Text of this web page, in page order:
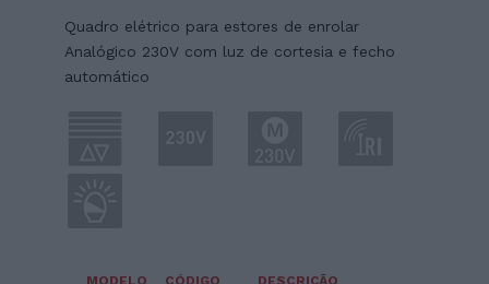
Quadro elétrico para estores de enrolar
Analógico 230V com luz de cortesia e fecho
automático
MODELO CÓDIGO
DESCRIÇÃO